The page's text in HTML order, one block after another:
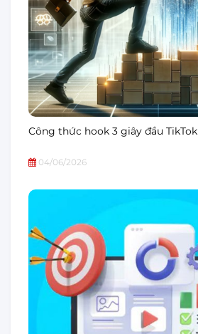
Công thức hook 3 giây đầu TikTok
04/06/2026